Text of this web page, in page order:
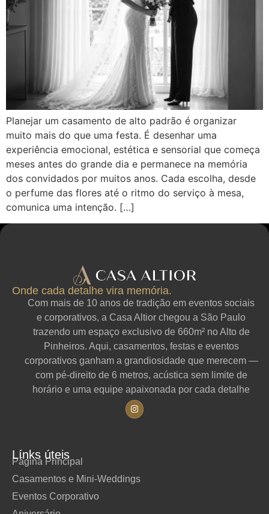
Planejar um casamento de alto padrão é organizar
muito mais do que uma festa. É desenhar uma
experiência emocional, estética e sensorial que começa
meses antes do grande dia e permanece na memória
dos convidados por muitos anos. Cada escolha, desde
o perfume das flores até o ritmo do serviço à mesa,
comunica uma intenção. […]
Onde cada detalhe vira memória.
Com mais de 10 anos de tradição em eventos sociais
e corporativos, a Casa Altior chegou a São Paulo
trazendo um espaço exclusivo de 660m² no Alto de
Pinheiros. Aqui, casamentos, festas e eventos
corporativos ganham a grandiosidade que merecem —
com pé-direito de 6 metros, acústica sem limite de
horário e uma equipe apaixonada por cada detalhe
Línks úteis
Página Principal
Casamentos e Mini-Weddings
Eventos Corporativo